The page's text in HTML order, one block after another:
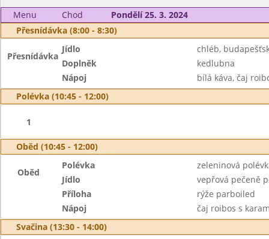
Menu Chod
Pondělí 25. 3. 2024
Přesnídávka (8:00 - 8:30)
Přesnídávka
Jídlo
chléb,
Doplněk
kedlubna
Nápoj
bílá káva, čaj
Polévka (10:45 - 12:00)
1
Oběd (10:45 - 12:00)
Oběd
Polévka
zeleninová
Jídlo
vepřová pečeně
Příloha
rýže parboiled
Nápoj
čaj roibos s
Svačina (13:30 - 14:00)